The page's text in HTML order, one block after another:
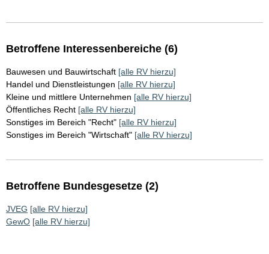
Betroffene Interessenbereiche (6)
Bauwesen und Bauwirtschaft [alle RV hierzu]
Handel und Dienstleistungen [alle RV hierzu]
Kleine und mittlere Unternehmen [alle RV hierzu]
Öffentliches Recht [alle RV hierzu]
Sonstiges im Bereich "Recht" [alle RV hierzu]
Sonstiges im Bereich "Wirtschaft" [alle RV hierzu]
Betroffene Bundesgesetze (2)
JVEG [alle RV hierzu]
GewO [alle RV hierzu]